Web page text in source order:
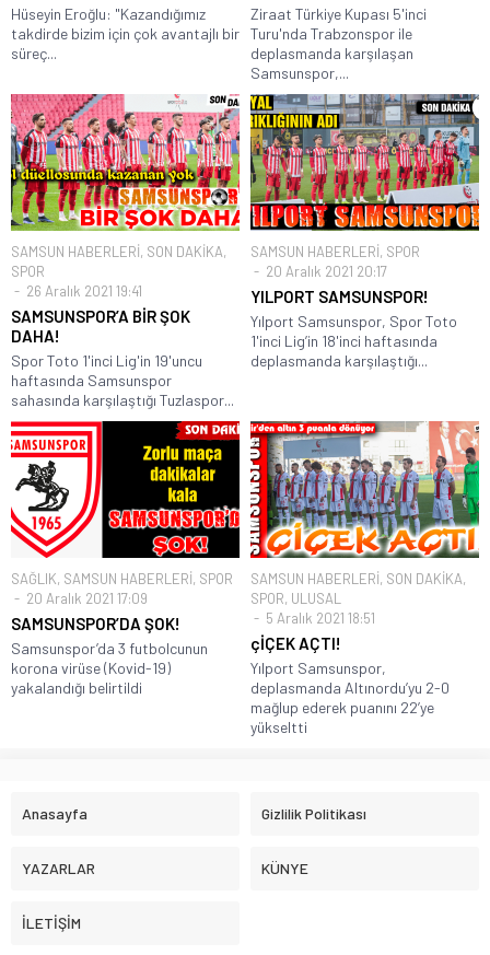
Hüseyin Eroğlu: "Kazandığımız
takdirde bizim için çok avantajlı bir
süreç...
Ziraat Türkiye Kupası 5'inci
Turu'nda Trabzonspor ile
deplasmanda karşılaşan
Samsunspor,...
SAMSUN HABERLERİ, SON DAKİKA,
SPOR
26 Aralık 2021 19:41
SAMSUNSPOR’A BİR ŞOK
DAHA!
Spor Toto 1'inci Lig'in 19'uncu
haftasında Samsunspor
sahasında karşılaştığı Tuzlaspor...
SAMSUN HABERLERİ, SPOR
20 Aralık 2021 20:17
YILPORT SAMSUNSPOR!
Yılport Samsunspor, Spor Toto
1'inci Lig’in 18'inci haftasında
deplasmanda karşılaştığı...
SAĞLIK, SAMSUN HABERLERİ, SPOR
20 Aralık 2021 17:09
SAMSUNSPOR’DA ŞOK!
Samsunspor’da 3 futbolcunun
korona virüse (Kovid-19)
yakalandığı belirtildi
SAMSUN HABERLERİ, SON DAKİKA,
SPOR, ULUSAL
5 Aralık 2021 18:51
çİÇEK AÇTI!
Yılport Samsunspor,
deplasmanda Altınordu’yu 2-0
mağlup ederek puanını 22’ye
yükseltti
Anasayfa Gizlilik Politikası
YAZARLAR KÜNYE
İLETİŞİM